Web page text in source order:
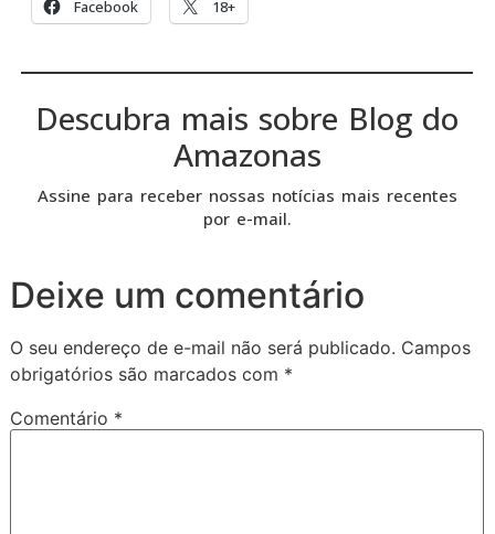
Facebook 18+
Descubra mais sobre Blog do
Amazonas
Assine para receber nossas notícias mais recentes
por e-mail.
Deixe um comentário
O seu endereço de e-mail não será publicado. Campos
obrigatórios são marcados com *
Comentário *